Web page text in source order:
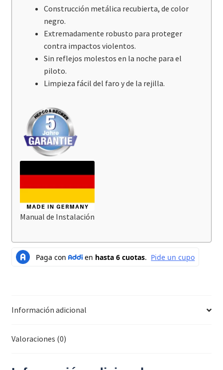
Construcción metálica recubierta, de color
negro.
Extremadamente robusto para proteger
contra impactos violentos.
Sin reflejos molestos en la noche para el
piloto.
Limpieza fácil del faro y de la rejilla.
Manual de Instalación
Información adicional
Valoraciones (0)